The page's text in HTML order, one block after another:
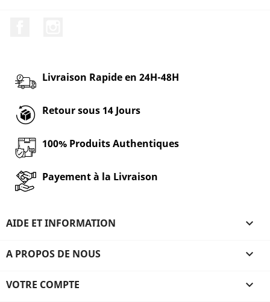
Livraison Rapide en 24H-48H
Retour sous 14 Jours
100% Produits Authentiques
Payement à la Livraison
AIDE ET INFORMATION 
A PROPOS DE NOUS 
VOTRE COMPTE 